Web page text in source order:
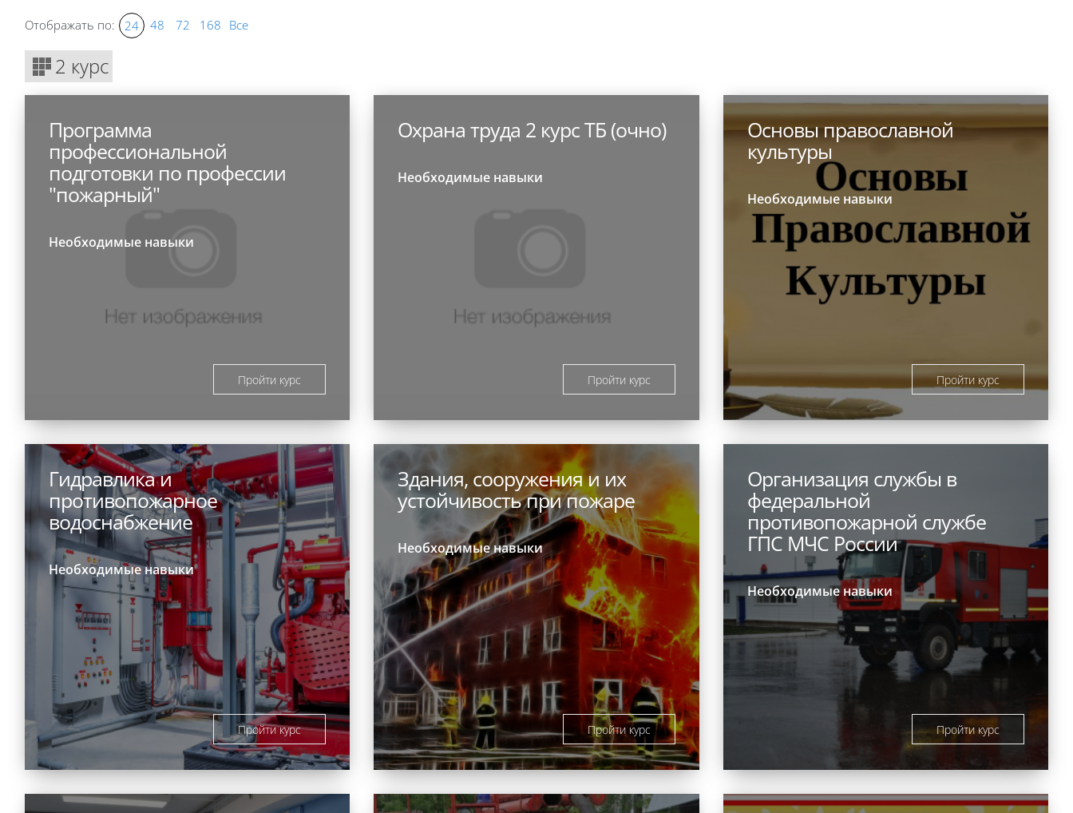
Отображать по: 24 48 72 168 Все
2 курс
Программа
профессиональной
подготовки по профессии
"пожарный"
Необходимые навыки
Пройти курс
Охрана труда 2 курс ТБ (очно)
Необходимые навыки
Пройти курс
Основы православной
культуры
Необходимые навыки
Пройти курс
Гидравлика и
противопожарное
водоснабжение
Необходимые навыки
Пройти курс
Здания, сооружения и их
устойчивость при пожаре
Необходимые навыки
Пройти курс
Организация службы в
федеральной
противопожарной службе
ГПС МЧС России
Необходимые навыки
Пройти курс